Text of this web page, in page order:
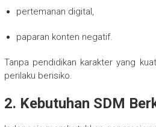
pertemanan digital,
paparan konten negatif.
Tanpa pendidikan karakter yang
perilaku berisiko.
2. Kebutuhan SDM